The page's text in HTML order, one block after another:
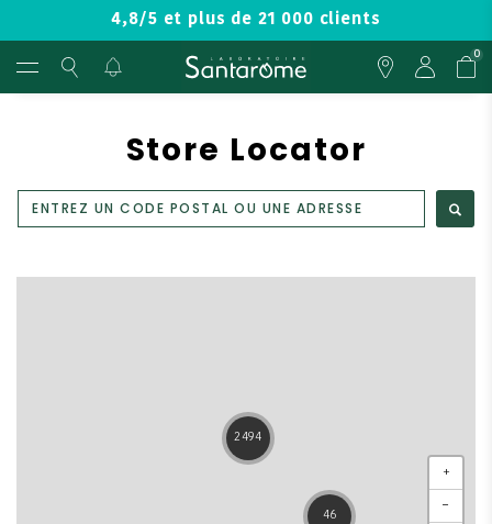
4,8/5 et plus de 21 000 clients
0
Store Locator
2494
46
+
−